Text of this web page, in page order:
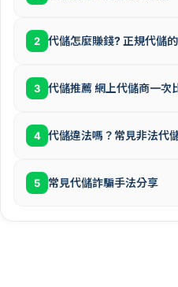
2 代儲怎麼賺錢? 正規代儲
3 代儲推薦 網上代儲商一次
4 代儲違法嗎？常見非法代
5 常見代儲詐騙手法分享